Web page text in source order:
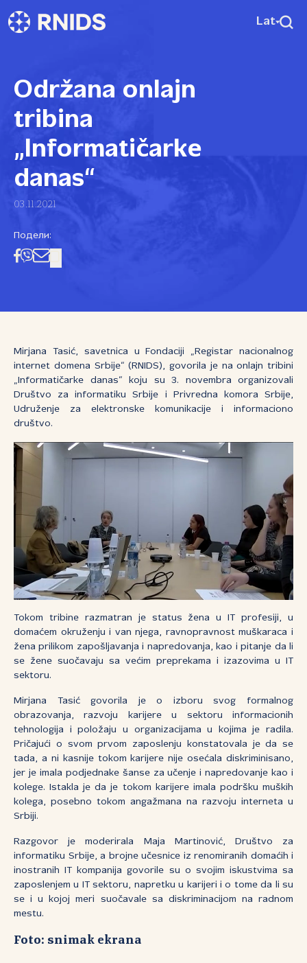
Lat
Održana onlajn
tribina
„Informatičarke
danas“
03.11.2021
Подели:
Mirjana Tasić, savetnica u Fondaciji „Registar nacionalnog
internet domena Srbije“ (RNIDS), govorila je na onlajn tribini
„Informatičarke danas“ koju su 3. novembra organizovali
Društvo za informatiku Srbije i Privredna komora Srbije,
Udruženje za elektronske komunikacije i informaciono
društvo.
Tokom tribine razmatran je status žena u IT profesiji, u
domaćem okruženju i van njega, ravnopravnost muškaraca i
žena prilikom zapošljavanja i napredovanja, kao i pitanje da li
se žene suočavaju sa većim preprekama i izazovima u IT
sektoru.
Mirjana Tasić govorila je o izboru svog formalnog
obrazovanja, razvoju karijere u sektoru informacionih
tehnologija i položaju u organizacijama u kojima je radila.
Pričajući o svom prvom zaposlenju konstatovala je da se
tada, a ni kasnije tokom karijere nije osećala diskriminisano,
jer je imala podjednake šanse za učenje i napredovanje kao i
kolege. Istakla je da je tokom karijere imala podršku muških
kolega, posebno tokom angažmana na razvoju interneta u
Srbiji.
Razgovor je moderirala Maja Martinović, Društvo za
informatiku Srbije, a brojne učesnice iz renomiranih domaćih i
inostranih IT kompanija govorile su o svojim iskustvima sa
zaposlenjem u IT sektoru, napretku u karijeri i o tome da li su
se i u kojoj meri suočavale sa diskriminacijom na radnom
mestu.
Foto: snimak ekrana